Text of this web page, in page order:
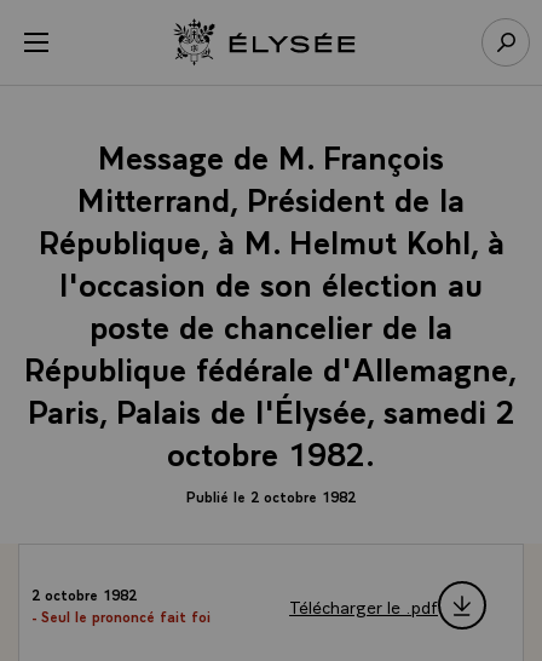
menu Retour à l’accueil Élysée
Message de M. François
Mitterrand, Président de la
République, à M. Helmut Kohl, à
l'occasion de son élection au
poste de chancelier de la
République fédérale d'Allemagne,
Paris, Palais de l'Élysée, samedi 2
octobre 1982.
Publié le 2 octobre 1982
2 octobre 1982
- Seul le prononcé fait foi
Télécharger le .pdf
Panneau de gestion des cookies